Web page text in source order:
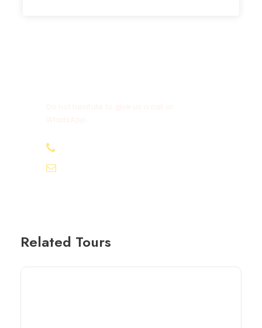
Related Tours